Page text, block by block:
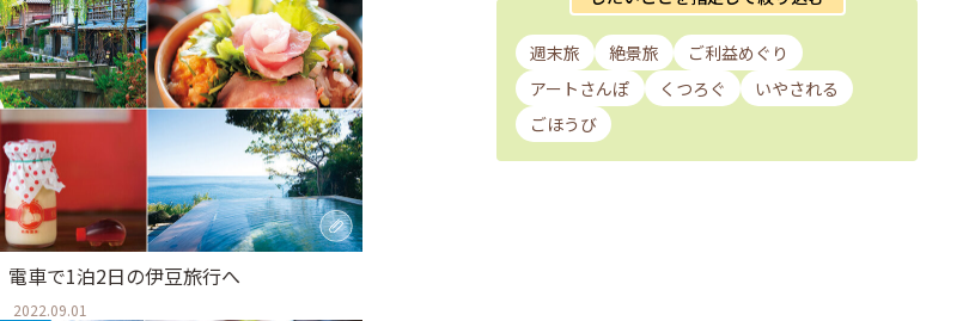
電車で1泊2日の伊豆旅行へ
2022.09.01
週末旅 絶景旅
ご利益めぐり
アートさんぽ
くつろぐ
いやされる
ごほうび